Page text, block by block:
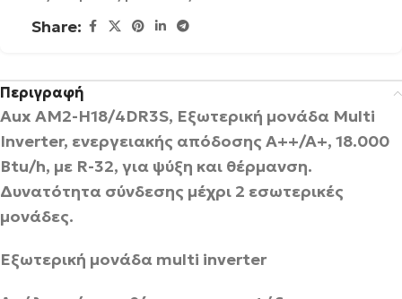
Share:
Περιγραφή
Aux AM2-H18/4DR3S, Εξωτερική μονάδα Multi
Inverter, ενεργειακής απόδοσης A++/A+, 18.000
Btu/h, με R-32, για ψύξη και θέρμανση.
Δυνατότητα σύνδεσης μέχρι 2 εσωτερικές
μονάδες.
Εξωτερική μονάδα multi inverter